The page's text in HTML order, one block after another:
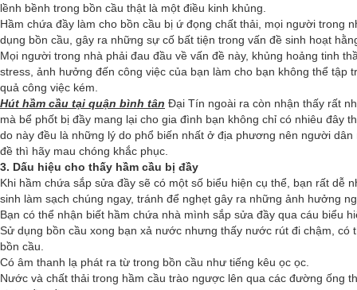
lềnh bềnh trong bồn cầu thật là một điều kinh khủng.
Hầm chứa đầy làm cho bồn cầu bị ứ đọng chất thải, mọi người trong
dụng bồn cầu, gây ra những sự cố bất tiện trong vấn đề sinh hoạt
Mọi người trong nhà phải đau đầu về vấn đề này, khủng hoảng tinh
stress, ảnh hưởng đến công việc của bạn làm cho bạn không thể tập
quả công việc kém.
Hút hầm cầu tại quận bình tân Đại Tín ngoài ra còn nhận thấy rất
mà bể phốt bị đầy mang lại cho gia đình bạn không chỉ có nhiêu đây
do này đều là những lý do phổ biến nhất ở địa phương nên người dân
đề thì hãy mau chóng khắc phục.
3. Dấu hiệu cho thấy hầm cầu bị đầy
Khi hầm chứa sắp sửa đầy sẽ có một số biểu hiện cụ thể, bạn rất dễ
sinh làm sạch chúng ngay, tránh để nghẹt gây ra những ảnh hưởng
Bạn có thể nhận biết hầm chứa nhà mình sắp sửa đầy qua cáu biểu
Sử dụng bồn cầu xong bạn xả nước nhưng thấy nước rút đi chậm, có
bồn cầu.
Có âm thanh lạ phát ra từ trong bồn cầu như tiếng kêu ọc ọc.
Nước và chất thải trong hầm cầu trào ngược lên qua các đường ống